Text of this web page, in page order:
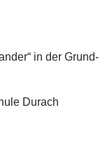
in der Grund-
Durach